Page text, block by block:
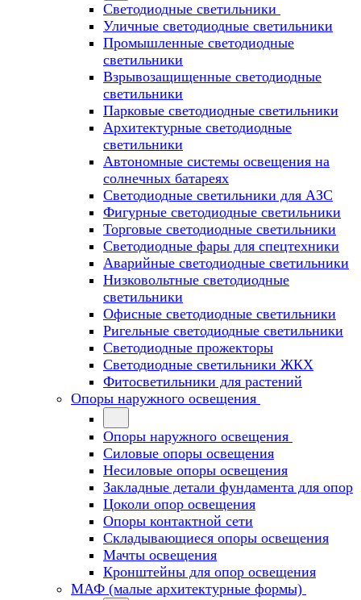
Светодиодные светильники
Уличные светодиодные светильники
Промышленные светодиодные
светильники
Взрывозащищенные светодиодные
светильники
Парковые светодиодные светильники
Архитектурные светодиодные
светильники
Автономные системы освещения на
солнечных батареях
Светодиодные светильники для АЗС
Фигурные светодиодные светильники
Торговые светодиодные светильники
Cветодиодные фары для спецтехники
Аварийные светодиодные светильники
Низковольтные светодиодные
светильники
Офисные светодиодные светильники
Ригельные светодиодные светильники
Светодиодные прожекторы
Светодиодные светильники ЖКХ
Фитосветильники для растений
Опоры наружного освещения
Опоры наружного освещения
Силовые опоры освещения
Несиловые опоры освещения
Закладные детали фундамента для опор
Цоколи опор освещения
Опоры контактной сети
Cкладывающиеся опоры освещения
Мачты освещения
Кронштейны для опор освещения
МАФ (малые архитектурные формы)